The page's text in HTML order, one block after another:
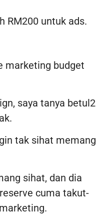
RM200 untuk ads.
marketing budget
saya tanya betul2
tak sihat memang
sihat, dan dia
cuma takut-